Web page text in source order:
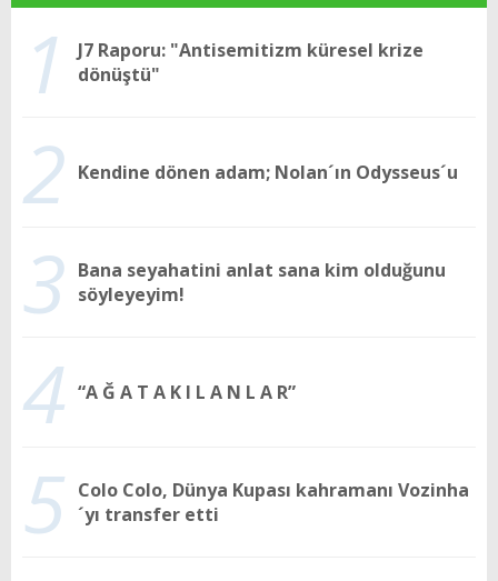
1
J7 Raporu: "Antisemitizm küresel krize
dönüştü"
2 Kendine dönen adam; Nolan´ın Odysseus´u
3 Bana seyahatini anlat sana kim olduğunu
söyleyeyim!
4 “A Ğ A T A K I L A N L A R”
5 Colo Colo, Dünya Kupası kahramanı Vozinha
´yı transfer etti